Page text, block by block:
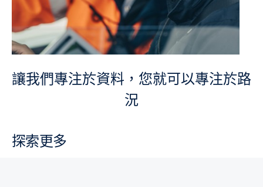
讓我們專注於資料，您就可以專注於路
況
探索更多